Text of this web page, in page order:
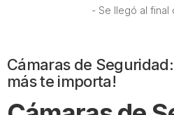
- Se llegó al final
Cámaras de
más te importa!